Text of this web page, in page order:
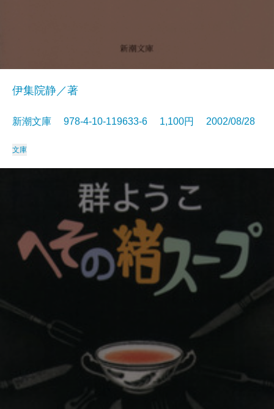
伊集院静／著
新潮文庫 978-4-10-119633-6 1,100円 2002/08/28
文庫